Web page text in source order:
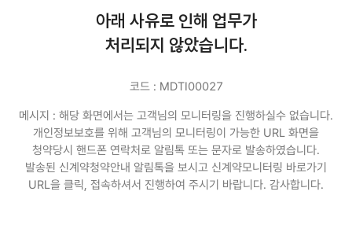
아래 사유로 인해 업무가
처리되지 않았습니다.
코드 : MDTI00027
메시지 : 해당 화면에서는 고객님의 모니터링을 진행하실수 없습니다.
개인정보보호를 위해 고객님의 모니터링이 가능한 URL 화면을
청약당시 핸드폰 연락처로 알림톡 또는 문자로 발송하였습니다.
발송된 신계약청약안내 알림톡을 보시고 신계약모니터링 바로가기
URL을 클릭, 접속하셔서 진행하여 주시기 바랍니다. 감사합니다.